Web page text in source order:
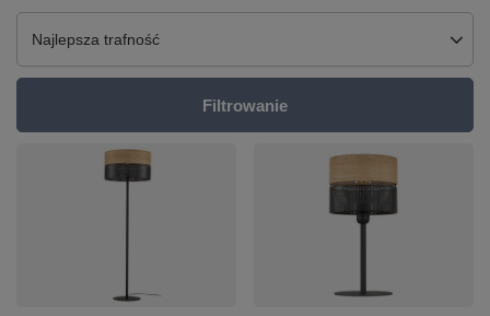
Zmień sortowanie
Najlepsza trafność
Filtrowanie